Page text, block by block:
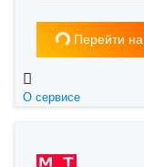
Загрузка... Перейти
О сервисе